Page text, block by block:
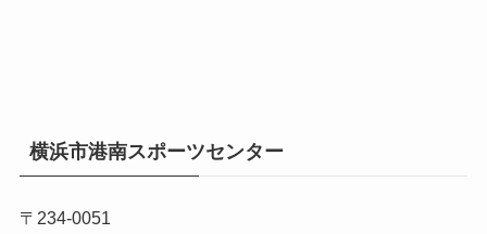
横浜市港南スポーツセンター
〒234-0051